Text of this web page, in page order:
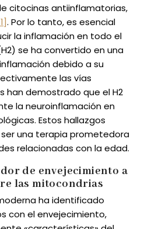
citocinas antiinflamatorias,
. Por lo tanto, es esencial
la inflamación en todo el
se ha convertido en una
debido a su
las vías
han demostrado que el H2
la neuroinflamación en
Estos hallazgos
una terapia prometedora
relacionadas con la edad.
de envejecimiento a
las mitocondrias
ha identificado
con el envejecimiento,